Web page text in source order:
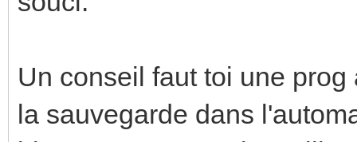
Un conseil faut toi une
la sauvegarde dans